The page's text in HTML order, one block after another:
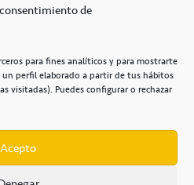
de
para fines analíticos y para mostrarte
un perfil elaborado a partir de tus hábitos
visitadas). Puedes configurar o rechazar
Acepto
/ 38108 – La Laguna